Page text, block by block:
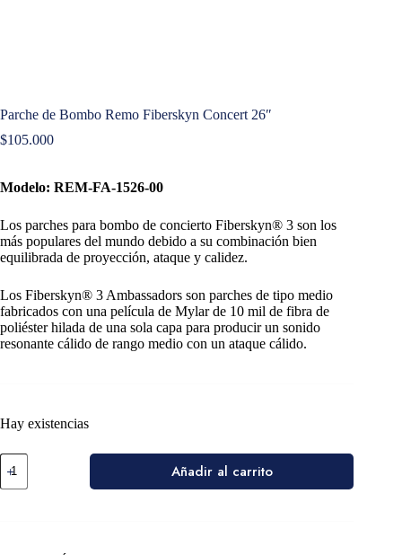
Parche de Bombo Remo Fiberskyn Concert 26″
$105.000
Modelo: REM-FA-1526-00
Los parches para bombo de concierto Fiberskyn® 3 son los
más populares del mundo debido a su combinación bien
equilibrada de proyección, ataque y calidez.
Los Fiberskyn® 3 Ambassadors son parches de tipo medio
fabricados con una película de Mylar de 10 mil de fibra de
poliéster hilada de una sola capa para producir un sonido
resonante cálido de rango medio con un ataque cálido.
Hay existencias
Añadir al carrito